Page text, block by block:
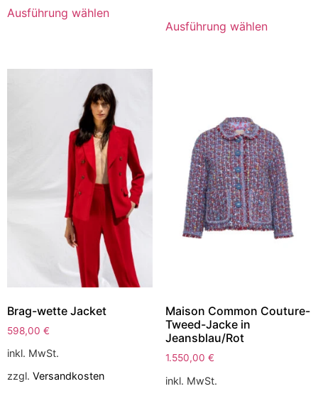
Ausführung wählen
Ausführung wählen
Brag-wette Jacket
598,00 €
inkl. MwSt.
zzgl. Versandkosten
Maison Common Couture-
Tweed-Jacke in
Jeansblau/Rot
1.550,00 €
inkl. MwSt.